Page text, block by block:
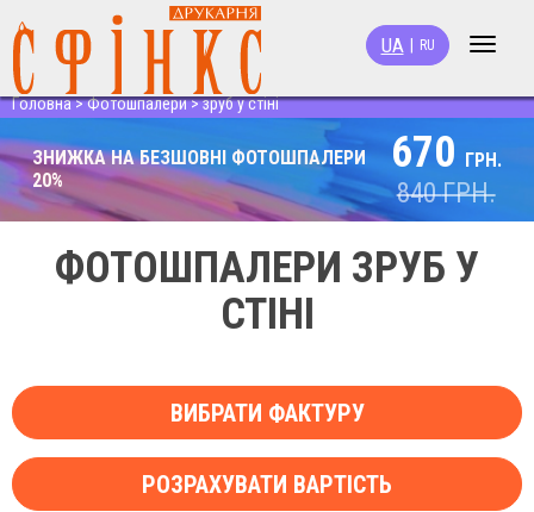
Toggle
UA RU
Головна>Фотошпалери>зруб у стіні
ЗНИЖКА НА БЕЗШОВНІ ФОТОШПАЛЕРИ
20%
670 ГРН.
840ГРН.
ФОТОШПАЛЕРИ ЗРУБ У
СТІНІ
ВИБРАТИ ФАКТУРУ
РОЗРАХУВАТИ ВАРТІСТЬ